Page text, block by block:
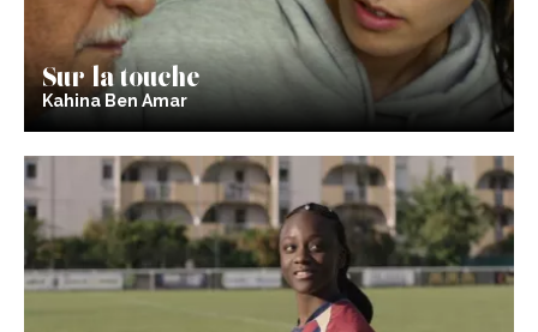
Sur la touche
Kahina Ben Amar